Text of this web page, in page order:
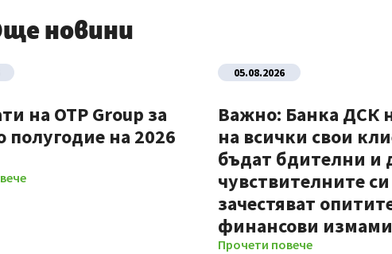
новини
на OTP Group за
полугодие на 2026
05.08.2026
Важно: Банка ДСК
на всички свои
бъдат бдителни и
чувствителните
зачестяват
финансови измами
Прочети повече